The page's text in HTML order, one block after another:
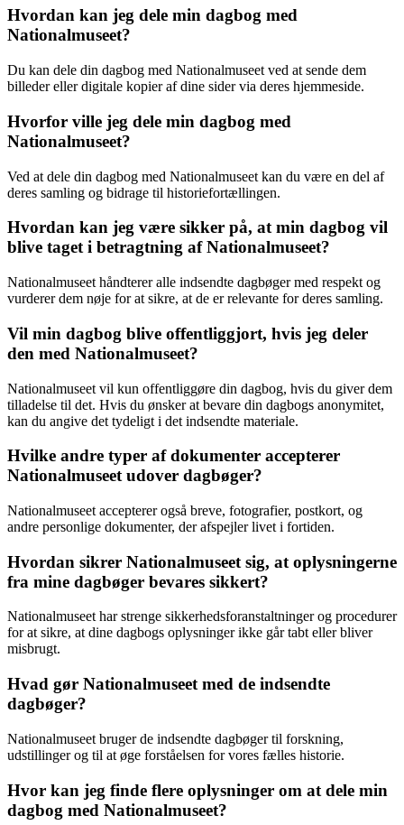
Hvordan kan jeg dele min dagbog med
Nationalmuseet?
Du kan dele din dagbog med Nationalmuseet ved at sende dem
billeder eller digitale kopier af dine sider via deres hjemmeside.
Hvorfor ville jeg dele min dagbog med
Nationalmuseet?
Ved at dele din dagbog med Nationalmuseet kan du være en del af
deres samling og bidrage til historiefortællingen.
Hvordan kan jeg være sikker på, at min dagbog vil
blive taget i betragtning af Nationalmuseet?
Nationalmuseet håndterer alle indsendte dagbøger med respekt og
vurderer dem nøje for at sikre, at de er relevante for deres samling.
Vil min dagbog blive offentliggjort, hvis jeg deler
den med Nationalmuseet?
Nationalmuseet vil kun offentliggøre din dagbog, hvis du giver dem
tilladelse til det. Hvis du ønsker at bevare din dagbogs anonymitet,
kan du angive det tydeligt i det indsendte materiale.
Hvilke andre typer af dokumenter accepterer
Nationalmuseet udover dagbøger?
Nationalmuseet accepterer også breve, fotografier, postkort, og
andre personlige dokumenter, der afspejler livet i fortiden.
Hvordan sikrer Nationalmuseet sig, at oplysningerne
fra mine dagbøger bevares sikkert?
Nationalmuseet har strenge sikkerhedsforanstaltninger og procedurer
for at sikre, at dine dagbogs oplysninger ikke går tabt eller bliver
misbrugt.
Hvad gør Nationalmuseet med de indsendte
dagbøger?
Nationalmuseet bruger de indsendte dagbøger til forskning,
udstillinger og til at øge forståelsen for vores fælles historie.
Hvor kan jeg finde flere oplysninger om at dele min
dagbog med Nationalmuseet?